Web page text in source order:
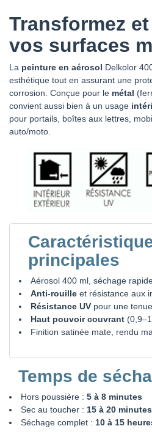
Transformez
vos surfaces
La peinture en aérosol Delkolor
esthétique tout en assurant une
corrosion. Conçue pour le métal
convient aussi bien à un usage
pour portails, boîtes aux lettres,
auto/moto.
principales
Aérosol 400 ml, séchage
Anti-rouille et résistance aux
Résistance UV pour une
Haut pouvoir couvrant
Finition satinée mate, rendu
Temps de
Hors poussière : 5 à 8 minutes
Sec au toucher : 15 à 20 minutes
Séchage complet : 10 à 15